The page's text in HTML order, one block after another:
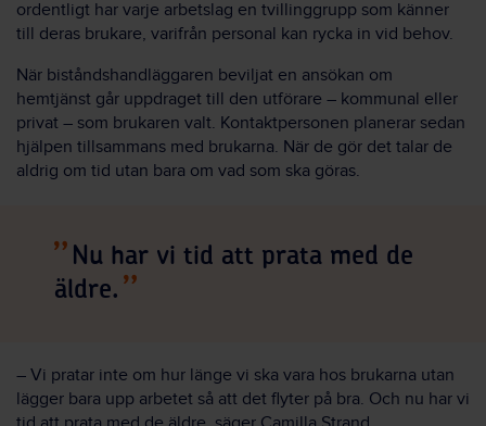
ordentligt har varje arbetslag en tvillinggrupp som känner
till deras brukare, varifrån personal kan rycka in vid behov.
När biståndshandläggaren beviljat en ansökan om
hemtjänst går uppdraget till den utförare – kommunal eller
privat – som brukaren valt. Kontaktpersonen planerar sedan
hjälpen tillsammans med brukarna. När de gör det talar de
aldrig om tid utan bara om vad som ska göras.
Nu har vi tid att prata med de
äldre.
– Vi pratar inte om hur länge vi ska vara hos brukarna utan
lägger bara upp arbetet så att det flyter på bra. Och nu har vi